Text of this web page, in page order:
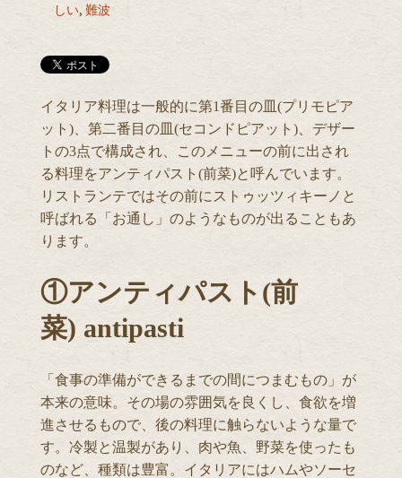
しい, 難波
イタリア料理は一般的に第1番目の皿(プリモピア
ット)、第二番目の皿(セコンドピアット)、デザー
トの3点で構成され、このメニューの前に出され
る料理をアンティパスト(前菜)と呼んでいます。
リストランテではその前にストゥッツィキーノと
呼ばれる「お通し」のようなものが出ることもあ
ります。
①アンティパスト(前
菜) antipasti
「食事の準備ができるまでの間につまむもの」が
本来の意味。その場の雰囲気を良くし、食欲を増
進させるもので、後の料理に触らないような量で
す。冷製と温製があり、肉や魚、野菜を使ったも
のなど、種類は豊富。イタリアにはハムやソーセ